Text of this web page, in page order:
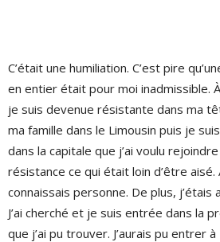
C’était une humiliation. C’est pire
en entier était pour moi inadmissible.
je suis devenue résistante dans ma
ma famille dans le Limousin puis je
dans la capitale que j’ai voulu
résistance ce qui était loin d’être
connaissais personne. De plus,
J’ai cherché et je suis entrée dans la
que j’ai pu trouver. J’aurais pu entrer